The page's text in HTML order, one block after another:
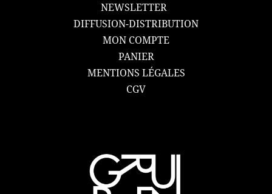
NEWSLETTER
DIFFUSION-DISTRIBUTION
MON COMPTE
PANIER
MENTIONS LÉGALES
CGV